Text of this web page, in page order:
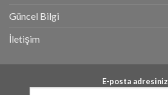
Güncel Bilgi
İletişim
E-posta adresiniz